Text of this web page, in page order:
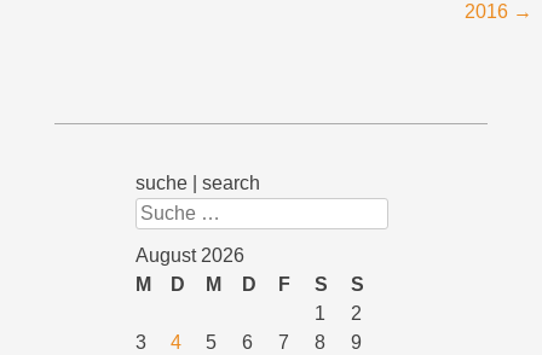
2016 →
suche | search
Suchen
August 2026
M
D M D F S
S
1
2
3
4 5 6 7 8
9